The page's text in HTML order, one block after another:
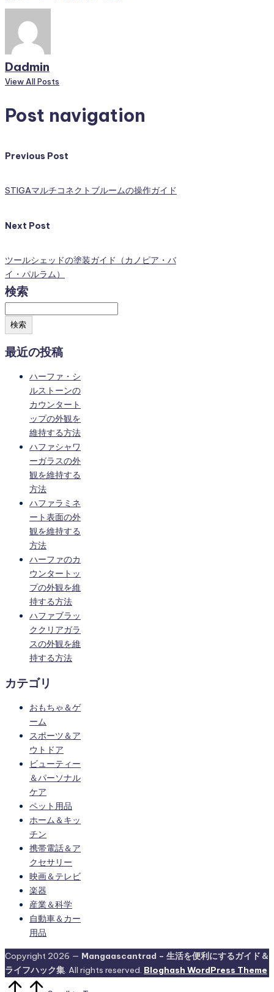
Dadmin
View All Posts
Post navigation
Previous Post
STIGAマルチコネクトブルームの操作ガイド
Next Post
ツールシェッドの塗装ガイド（カノピア・バ
イ・パルラム）
検索
検索
最近の投稿
ハーファ・シ
ルストーンの
カウンタート
ップの外観を
維持する方法
ハファシャワ
ーガラスの外
観を維持する
方法
ハファラミネ
ート表面の外
観を維持する
方法
ハーファのカ
ウンタートッ
プの外観を維
持する方法
ハファブラッ
ククリアガラ
スの外観を維
持する方法
カテゴリ
おもちゃ＆ゲ
ーム
スポーツ＆ア
ウトドア
ビューティー
＆パーソナル
ケア
ペット用品
ホーム＆キッ
チン
携帯電話＆ア
クセサリー
映画＆テレビ
楽器
産業＆科学
自動車＆カー
用品
Copyright 2026 — Mangaascantrad – 生活を便利にするガイド＆
ライフハック集. All rights reserved. Bloghash WordPress Theme